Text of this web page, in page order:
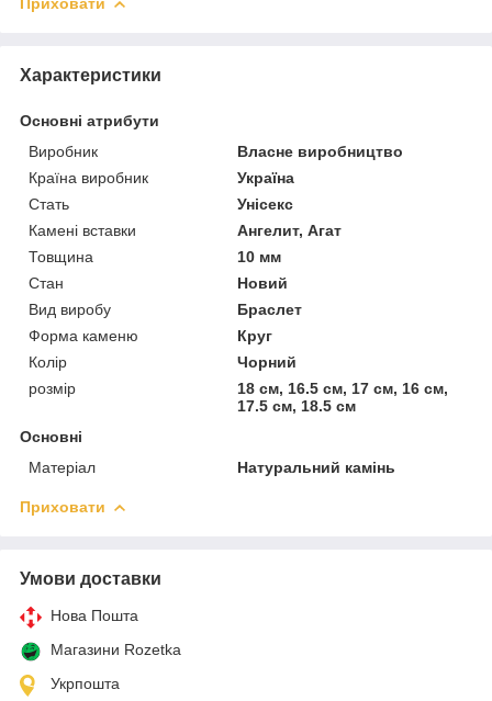
Характеристики
Основні атрибути
Виробник
Власне виробництво
Країна виробник
Україна
Стать
Унісекс
Камені вставки
Ангелит, Агат
Товщина
10 мм
Стан
Новий
Вид виробу
Браслет
Форма каменю
Круг
Колір
Чорний
розмір
18 см, 16.5 см, 17 см, 16 см,
17.5 см, 18.5 см
Основні
Матеріал
Натуральний камінь
Приховати
Умови доставки
Нова Пошта
Магазини Rozetka
Укрпошта